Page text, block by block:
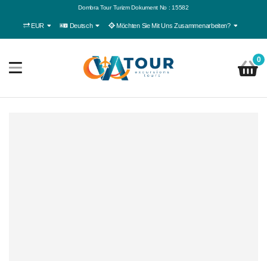
Dombra Tour Turizm Dokument No : 15582
EUR Deutsch Möchten Sie Mit Uns Zusammenarbeiten?
0